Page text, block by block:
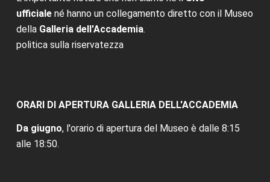
ufficialené hanno un collegamento diretto con il Museo
della Galleria dell'Accademia.
politica sulla riservatezza
ORARI DI APERTURA GALLERIA DELL'ACCADEMIA
Da giugno, l'orario di apertura del Museo è dalle 8:15
alle 18:50.